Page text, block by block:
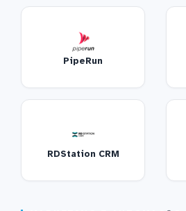
PipeRun
RDStation CRM